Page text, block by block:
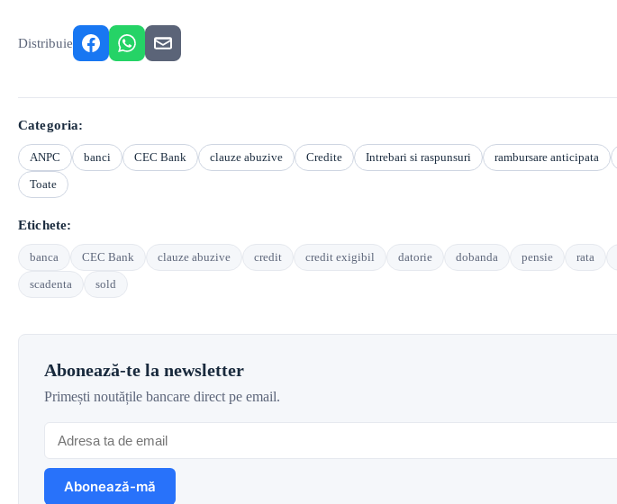
Distribuie
Categoria:
ANPC banci CEC Bank clauze abuzive Credite Intrebari si raspunsuri rambursare anticipata
Toate
Etichete:
banca CEC Bank clauze abuzive credit credit exigibil datorie dobanda pensie rata
scadenta
sold
Abonează-te la newsletter
Primești noutățile bancare direct pe email.